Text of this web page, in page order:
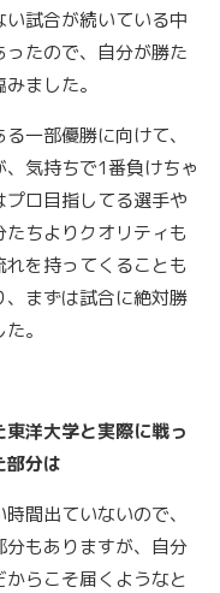
試合が続いている中
たので、自分が勝た
ました。
一部優勝に向けて、
気持ちで1番負けちゃ
ロ目指してる選手や
ちよりクオリティも
を持ってくることも
まずは試合に絶対勝
。
洋大学と実際に戦っ
部分は
間出ていないので、
もありますが、自分
らこそ届くようなと